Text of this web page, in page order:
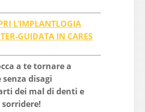
L’IMPLANTLOGIA
GUIDATA IN CARES
a te tornare a
disagi
dei mal di denti e